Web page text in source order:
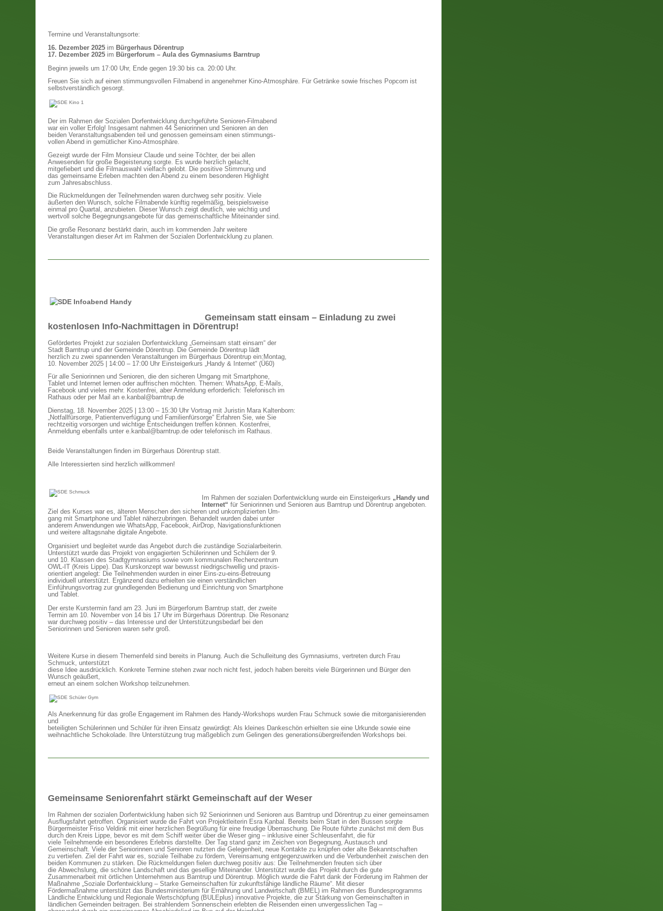
Termine und Veranstaltungsorte:
16. Dezember 2025 im Bürgerhaus Dörentrup
17. Dezember 2025 im Bürgerforum – Aula des Gymnasiums Barntrup
Beginn jeweils um 17:00 Uhr, Ende gegen 19:30 bis ca. 20:00 Uhr.
Freuen Sie sich auf einen stimmungsvollen Filmabend in angenehmer Kino-Atmosphäre. Für Getränke sowie frisches Popcorn ist
selbstverständlich gesorgt.
Der im Rahmen der Sozialen Dorfentwicklung durchgeführte Senioren-Filmabend
war ein voller Erfolg! Insgesamt nahmen 44 Seniorinnen und Senioren an den
beiden Veranstaltungsabenden teil und genossen gemeinsam einen stimmungs-
vollen Abend in gemütlicher Kino-Atmosphäre.
Gezeigt wurde der Film Monsieur Claude und seine Töchter, der bei allen
Anwesenden für große Begeisterung sorgte. Es wurde herzlich gelacht,
mitgefiebert und die Filmauswahl vielfach gelobt. Die positive Stimmung und
das gemeinsame Erleben machten den Abend zu einem besonderen Highlight
zum Jahresabschluss.
Die Rückmeldungen der Teilnehmenden waren durchweg sehr positiv. Viele
äußerten den Wunsch, solche Filmabende künftig regelmäßig, beispielsweise
einmal pro Quartal, anzubieten. Dieser Wunsch zeigt deutlich, wie wichtig und
wertvoll solche Begegnungsangebote für das gemeinschaftliche Miteinander sind.
Die große Resonanz bestärkt darin, auch im kommenden Jahr weitere
Veranstaltungen dieser Art im Rahmen der Sozialen Dorfentwicklung zu planen.
Gemeinsam statt einsam – Einladung zu zwei
kostenlosen Info-Nachmittagen in Dörentrup!
Gefördertes Projekt zur sozialen Dorfentwicklung „Gemeinsam statt einsam“ der
Stadt Barntrup und der Gemeinde Dörentrup. Die Gemeinde Dörentrup lädt
herzlich zu zwei spannenden Veranstaltungen im Bürgerhaus Dörentrup ein:Montag,
10. November 2025 | 14:00 – 17:00 Uhr Einsteigerkurs „Handy & Internet“ (Ü60)
Für alle Seniorinnen und Senioren, die den sicheren Umgang mit Smartphone,
Tablet und Internet lernen oder auffrischen möchten. Themen: WhatsApp, E-Mails,
Facebook und vieles mehr. Kostenfrei, aber Anmeldung erforderlich: Telefonisch im
Rathaus oder per Mail an e.kanbal@barntrup.de
Dienstag, 18. November 2025 | 13:00 – 15:30 Uhr Vortrag mit Juristin Mara Kaltenborn:
„Notfallfürsorge, Patientenverfügung und Familienfürsorge“ Erfahren Sie, wie Sie
rechtzeitig vorsorgen und wichtige Entscheidungen treffen können. Kostenfrei,
Anmeldung ebenfalls unter e.kanbal@barntrup.de oder telefonisch im Rathaus.
Beide Veranstaltungen finden im Bürgerhaus Dörentrup statt.
Alle Interessierten sind herzlich willkommen!
Im Rahmen der sozialen Dorfentwicklung wurde ein Einsteigerkurs „Handy und
Internet“ für Seniorinnen und Senioren aus Barntrup und Dörentrup angeboten.
Ziel des Kurses war es, älteren Menschen den sicheren und unkomplizierten Um-
gang mit Smartphone und Tablet näherzubringen. Behandelt wurden dabei unter
anderem Anwendungen wie WhatsApp, Facebook, AirDrop, Navigationsfunktionen
und weitere alltagsnahe digitale Angebote.
Organisiert und begleitet wurde das Angebot durch die zuständige Sozialarbeiterin.
Unterstützt wurde das Projekt von engagierten Schülerinnen und Schülern der 9.
und 10. Klassen des Stadtgymnasiums sowie vom kommunalen Rechenzentrum
OWL-IT (Kreis Lippe). Das Kurskonzept war bewusst niedrigschwellig und praxis-
orientiert angelegt: Die Teilnehmenden wurden in einer Eins-zu-eins-Betreuung
individuell unterstützt. Ergänzend dazu erhielten sie einen verständlichen
Einführungsvortrag zur grundlegenden Bedienung und Einrichtung von Smartphone
und Tablet.
Der erste Kurstermin fand am 23. Juni im Bürgerforum Barntrup statt, der zweite
Termin am 10. November von 14 bis 17 Uhr im Bürgerhaus Dörentrup. Die Resonanz
war durchweg positiv – das Interesse und der Unterstützungsbedarf bei den
Seniorinnen und Senioren waren sehr groß.
Weitere Kurse in diesem Themenfeld sind bereits in Planung. Auch die Schulleitung des Gymnasiums, vertreten durch Frau
Schmuck, unterstützt
diese Idee ausdrücklich. Konkrete Termine stehen zwar noch nicht fest, jedoch haben bereits viele Bürgerinnen und Bürger den
Wunsch geäußert,
erneut an einem solchen Workshop teilzunehmen.
Als Anerkennung für das große Engagement im Rahmen des Handy-Workshops wurden Frau Schmuck sowie die mitorganisierenden
und
beteiligten Schülerinnen und Schüler für ihren Einsatz gewürdigt: Als kleines Dankeschön erhielten sie eine Urkunde sowie eine
weihnachtliche Schokolade. Ihre Unterstützung trug maßgeblich zum Gelingen des generationsübergreifenden Workshops bei.
Gemeinsame Seniorenfahrt stärkt Gemeinschaft auf der Weser
Im Rahmen der sozialen Dorfentwicklung haben sich 92 Seniorinnen und Senioren aus Barntrup und Dörentrup zu einer gemeinsamen
Ausflugsfahrt getroffen. Organisiert wurde die Fahrt von Projektleiterin Esra Kanbal. Bereits beim Start in den Bussen sorgte
Bürgermeister Friso Veldink mit einer herzlichen Begrüßung für eine freudige Überraschung. Die Route führte zunächst mit dem Bus
durch den Kreis Lippe, bevor es mit dem Schiff weiter über die Weser ging – inklusive einer Schleusenfahrt, die für
viele Teilnehmende ein besonderes Erlebnis darstellte. Der Tag stand ganz im Zeichen von Begegnung, Austausch und
Gemeinschaft. Viele der Seniorinnen und Senioren nutzten die Gelegenheit, neue Kontakte zu knüpfen oder alte Bekanntschaften
zu vertiefen. Ziel der Fahrt war es, soziale Teilhabe zu fördern, Vereinsamung entgegenzuwirken und die Verbundenheit zwischen den
beiden Kommunen zu stärken. Die Rückmeldungen fielen durchweg positiv aus: Die Teilnehmenden freuten sich über
die Abwechslung, die schöne Landschaft und das gesellige Miteinander. Unterstützt wurde das Projekt durch die gute
Zusammenarbeit mit örtlichen Unternehmen aus Barntrup und Dörentrup. Möglich wurde die Fahrt dank der Förderung im Rahmen der
Maßnahme „Soziale Dorfentwicklung – Starke Gemeinschaften für zukunftsfähige ländliche Räume“. Mit dieser
Fördermaßnahme unterstützt das Bundesministerium für Ernährung und Landwirtschaft (BMEL) im Rahmen des Bundesprogramms
Ländliche Entwicklung und Regionale Wertschöpfung (BULEplus) innovative Projekte, die zur Stärkung von Gemeinschaften in
ländlichen Gemeinden beitragen. Bei strahlendem Sonnenschein erlebten die Reisenden einen unvergesslichen Tag –